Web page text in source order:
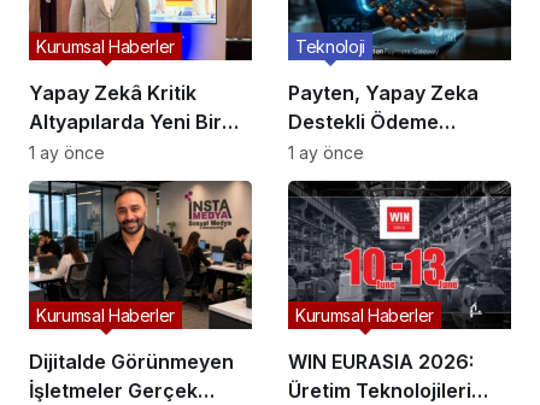
Yapay Zekâ Kritik
Altyapılarda Yeni Bir
Dönem Başlatıyor:
Karar Alma Süreçleri
Yeniden Şekilleniyor!
Kurumsal Haberler
1 ay önce
Payten, Yapay Zeka
Destekli Ödeme
Entegrasyon Asistanı
“Pia”yı Tanıttı
Teknoloji
1 ay önce
Dijitalde Görünmeyen
İşletmeler Gerçek
Kurumsal Haberler
WIN EURASIA 2026:
Üretim Teknolojileri
Kurumsal Haberler